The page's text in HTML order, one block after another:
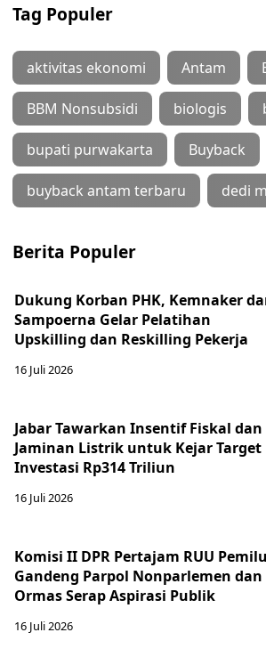
Tag Populer
aktivitas ekonomi Antam
BBM Nonsubsidi biologis
bupati purwakarta Buyback
buyback antam terbaru dedi
Berita Populer
Dukung Korban PHK, Kemnaker
Sampoerna Gelar Pelatihan
Upskilling dan Reskilling Pekerja
16 Juli 2026
Jabar Tawarkan Insentif Fiskal dan
Jaminan Listrik untuk Kejar Target
Investasi Rp314 Triliun
16 Juli 2026
Komisi II DPR Pertajam RUU
Gandeng Parpol Nonparlemen dan
Ormas Serap Aspirasi Publik
16 Juli 2026